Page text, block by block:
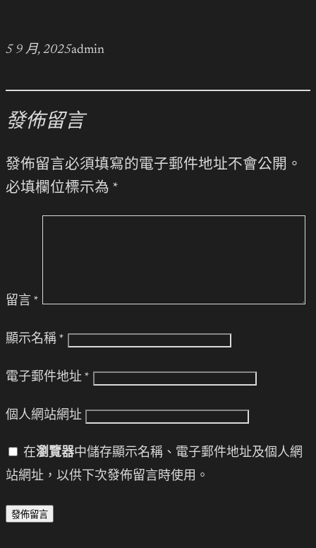
5 9 月, 2025admin
發佈留言
發佈留言必須填寫的電子郵件地址不會公開。
必填欄位標示為 *
留言 *
顯示名稱 *
電子郵件地址 *
個人網站網址
在瀏覽器中儲存顯示名稱、電子郵件地址及個人網
站網址，以供下次發佈留言時使用。